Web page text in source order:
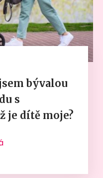
bývalou
s
je dítě moje?